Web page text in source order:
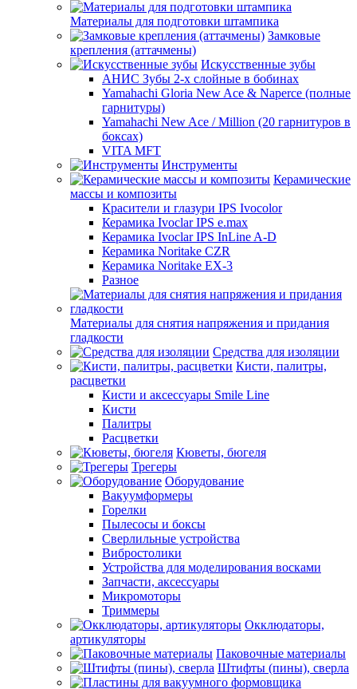
Материалы для подготовки штампика
Замковые
крепления (аттачмены)
Искусственные зубы
АНИС Зубы 2-х слойные в бобинах
Yamahachi Gloria New Ace & Naperce (полные
гарнитуры)
Yamahachi New Ace / Million (20 гарнитуров в
боксах)
VITA MFT
Инструменты
Керамические
массы и композиты
Красители и глазури IPS Ivocolor
Керамика Ivoclar IPS e.max
Керамика Ivoclar IPS InLine A-D
Керамика Noritake CZR
Керамика Noritake EX-3
Разное
Материалы для снятия напряжения и придания
гладкости
Средства для изоляции
Кисти, палитры,
расцветки
Кисти и аксессуары Smile Line
Кисти
Палитры
Расцветки
Кюветы, бюгеля
Трегеры
Оборудование
Вакуумформеры
Горелки
Пылесосы и боксы
Сверлильные устройства
Вибростолики
Устройства для моделирования восками
Запчасти, аксессуары
Микромоторы
Триммеры
Окклюдаторы,
артикуляторы
Паковочные материалы
Штифты (пины), сверла